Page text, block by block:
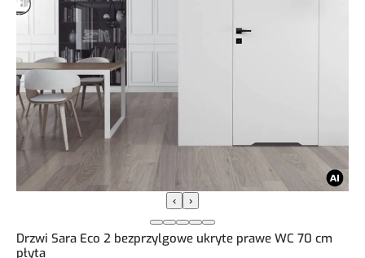
‹ ›
Drzwi Sara Eco 2 bezprzylgowe ukryte prawe WC 70 cm
płyta